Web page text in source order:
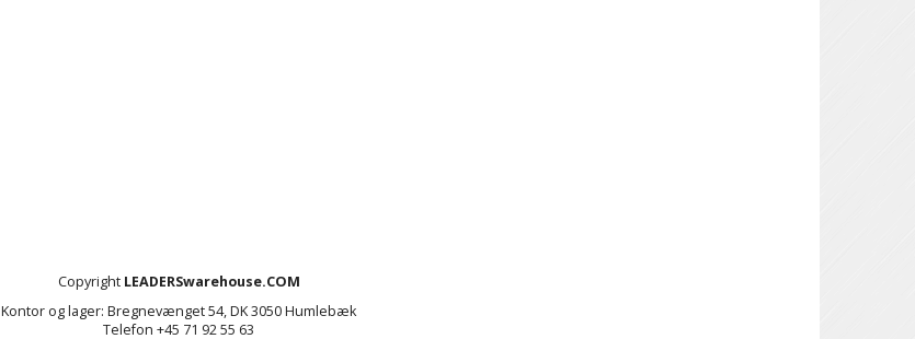
Copyright LEADERSwarehouse.COM
Kontor og lager: Bregnevænget 54, DK 3050 Humlebæk
Telefon +45 71 92 55 63